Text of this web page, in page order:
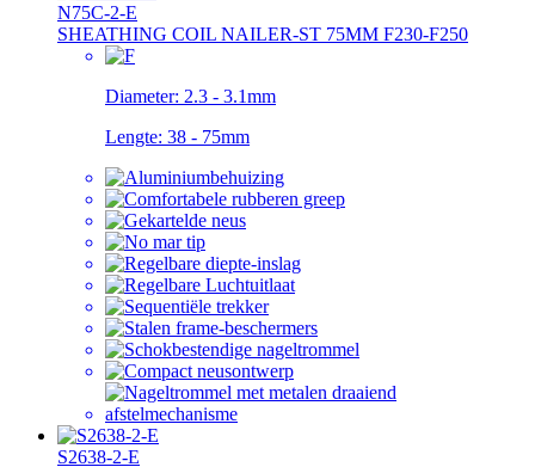
N75C-2-E
SHEATHING COIL NAILER-ST 75MM F230-F250
Diameter: 2.3 - 3.1mm
Lengte: 38 - 75mm
S2638-2-E